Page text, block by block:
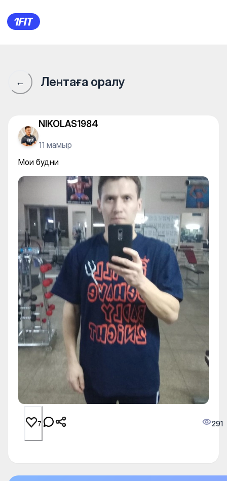
Мои будни
← Лентаға оралу
NIKOLAS1984
11 мамыр
Мои будни
7 291